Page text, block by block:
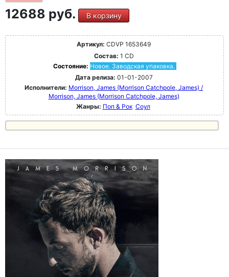
12688 руб. В корзину
Артикул: CDVP 1653649
Состав: 1 CD
Состояние: Новое. Заводская упаковка.
Дата релиза: 01-01-2007
Исполнители: Morrison, James (Morrison Catchpole, James) /
Morrison, James (Morrison Catchpole, James)
Жанры: Поп & Рок Соул